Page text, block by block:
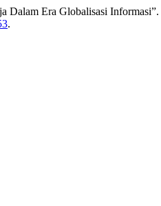
Dalam Era Globalisasi Informasi”.
.